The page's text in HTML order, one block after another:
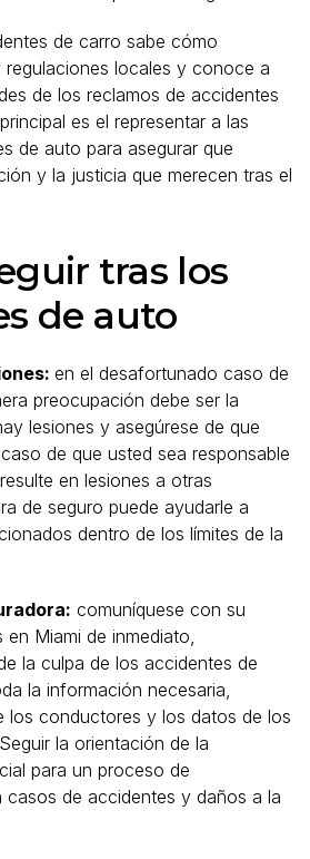
de carro sabe cómo
regulaciones locales y conoce a
de los reclamos de accidentes
es el representar a las
de auto para asegurar que
y la justicia que merecen tras el
tras los
de auto
en el desafortunado caso de
preocupación debe ser la
lesiones y asegúrese de que
de que usted sea responsable
en lesiones a otras
de seguro puede ayudarle a
dentro de los límites de la
comuníquese con su
Miami de inmediato,
la culpa de los accidentes de
la información necesaria,
los conductores y los datos de los
la orientación de la
para un proceso de
casos de accidentes y daños a la